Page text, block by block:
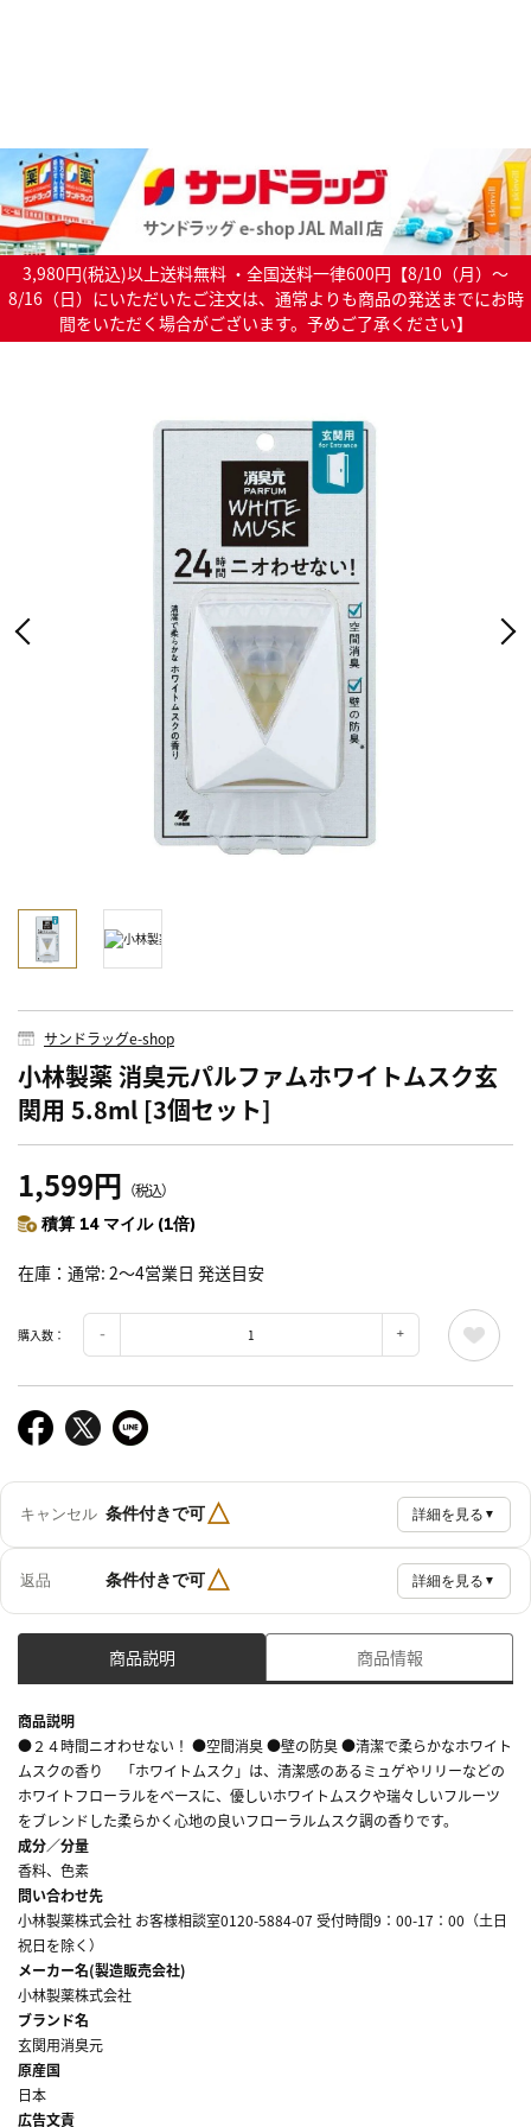
3,980円(税込)以上送料無料 ・全国送料一律600円【8/10（月）～
8/16（日）にいただいたご注文は、通常よりも商品の発送までにお時
間をいただく場合がございます。予めご了承ください】
サンドラッグe-shop
小林製薬 消臭元パルファムホワイトムスク玄
関用 5.8ml [3個セット]
1,599円 （税込）
積算 14 マイル (1倍)
在庫 通常: 2～4営業日 発送目安
購入数：
キャンセル 条件付きで可△ 詳細を見る ▼
返品 条件付きで可△ 詳細を見る ▼
商品説明 商品情報
商品説明
●２４時間ニオわせない！ ●空間消臭 ●壁の防臭 ●清潔で柔らかなホワイト
ムスクの香り 「ホワイトムスク」は、清潔感のあるミュゲやリリーなどの
ホワイトフローラルをベースに、優しいホワイトムスクや瑞々しいフルーツ
をブレンドした柔らかく心地の良いフローラルムスク調の香りです。
成分／分量
香料、色素
問い合わせ先
小林製薬株式会社 お客様相談室0120-5884-07 受付時間9：00-17：00（土日
祝日を除く）
メーカー名(製造販売会社)
小林製薬株式会社
ブランド名
玄関用消臭元
原産国
日本
広告文責